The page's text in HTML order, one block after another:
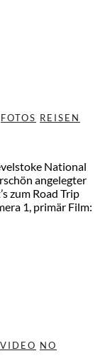
FOTOS REISEN
National
angelegter
zum Road Trip
1, primär Film:
VIDEO NO